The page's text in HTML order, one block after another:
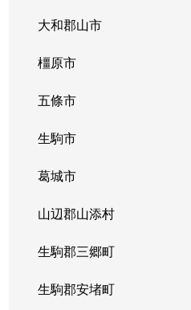
大和郡山市
橿原市
五條市
生駒市
葛城市
山辺郡山添村
生駒郡三郷町
生駒郡安堵町